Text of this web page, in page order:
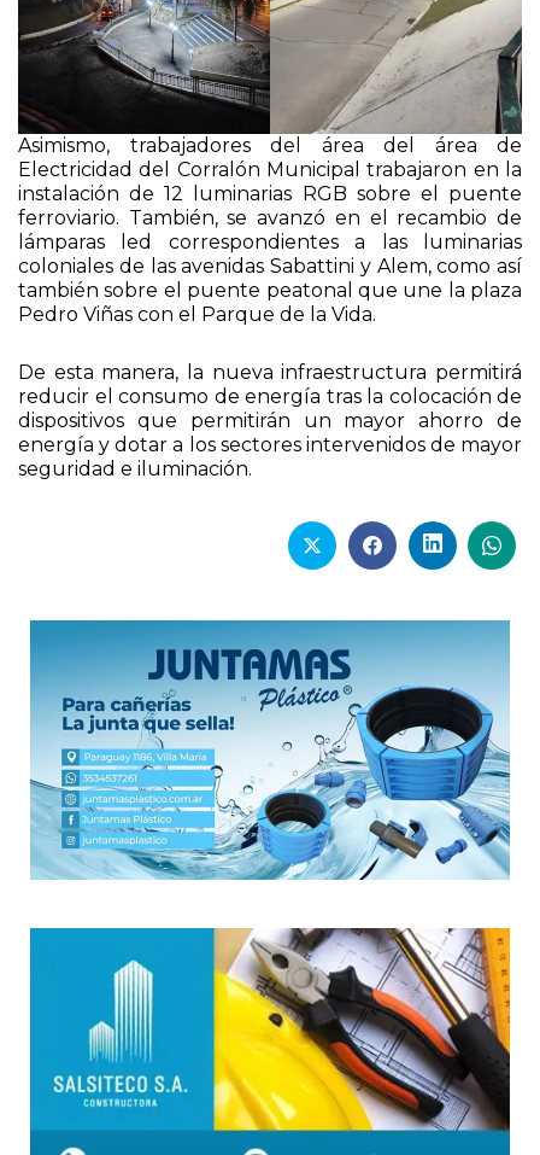
Asimismo, trabajadores del área del área de
Electricidad del Corralón Municipal trabajaron en la
instalación de 12 luminarias RGB sobre el puente
ferroviario. También, se avanzó en el recambio de
lámparas led correspondientes a las luminarias
coloniales de las avenidas Sabattini y Alem, como así
también sobre el puente peatonal que une la plaza
Pedro Viñas con el Parque de la Vida.
De esta manera, la nueva infraestructura permitirá
reducir el consumo de energía tras la colocación de
dispositivos que permitirán un mayor ahorro de
energía y dotar a los sectores intervenidos de mayor
seguridad e iluminación.